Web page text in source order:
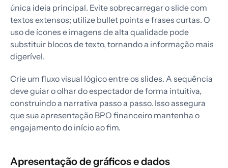
única ideia principal. Evite sobrecarregar o slide com
textos extensos; utilize bullet points e frases curtas. O
uso de ícones e imagens de alta qualidade pode
substituir blocos de texto, tornando a informação mais
digerível.
Crie um fluxo visual lógico entre os slides. A sequência
deve guiar o olhar do espectador de forma intuitiva,
construindo a narrativa passo a passo. Isso assegura
que sua apresentação BPO financeiro mantenha o
engajamento do início ao fim.
Apresentação de gráficos e dados